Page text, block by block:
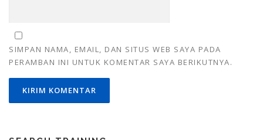
SIMPAN NAMA, EMAIL, DAN SITUS WEB SAYA PADA
PERAMBAN INI UNTUK KOMENTAR SAYA BERIKUTNYA.